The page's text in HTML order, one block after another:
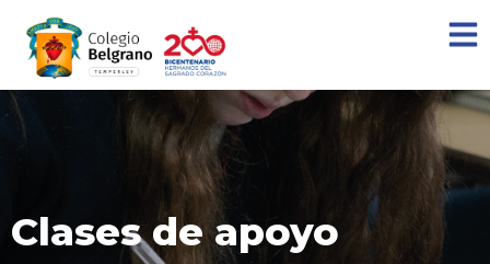
Clases de apoyo